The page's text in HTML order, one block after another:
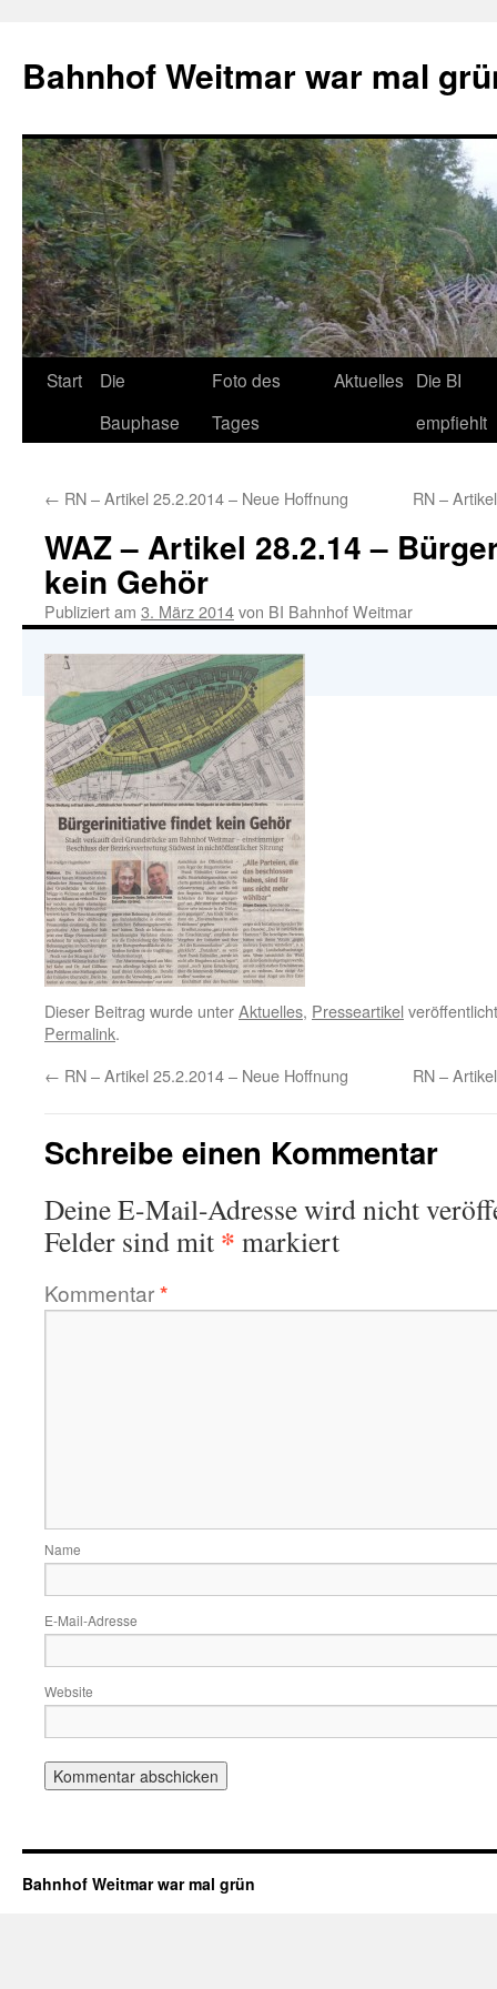
Bahnhof Weitmar war mal
Start
Die
Bauphase
Foto des
Tages
Aktuelles Die BI
empfiehlt
← RN – Artikel 25.2.2014 – Neue Hoffnung RN –
WAZ – Artikel 28.2.14 –
kein Gehör
Publiziert am 3. März 2014von BI Bahnhof Weitmar
Dieser Beitrag wurde unterAktuelles, Presseartikel
Permalink.
← RN – Artikel 25.2.2014 – Neue Hoffnung RN –
Schreibe einen Kommentar
Deine E-Mail-Adresse wird nicht
Felder sind mit * markiert
Kommentar*
Name
E-Mail-Adresse
Website
Bahnhof Weitmar war mal grün